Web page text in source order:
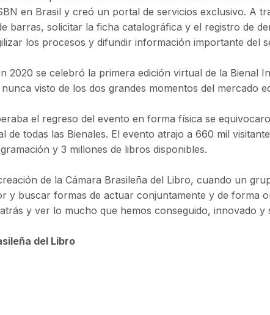
en Brasil y creó un portal de servicios exclusivo. A
barras, solicitar la ficha catalográfica y el registro de
los procesos y difundir información importante del
2020 se celebró la primera edición virtual de la Bienal
visto de los dos grandes momentos del mercado
el regreso del evento en forma física se
de todas las Bienales. El evento atrajo a 660 mil
y 3 millones de libros disponibles.
de la Cámara Brasileña del Libro, cuando un
y buscar formas de actuar conjuntamente y de forma
y ver lo mucho que hemos conseguido, innovado y
del Libro